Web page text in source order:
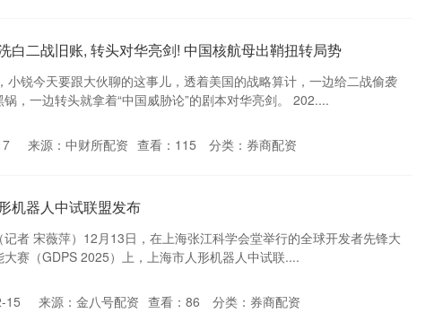
白二战旧账, 转头对华亮剑! 中国核航母出鞘扭转局势
小锐今天要跟大伙聊的这事儿，透着美国的战略算计，一边给二战偷袭
，一边转头就拿着“中国威胁论”的剧本对华亮剑。 202....
来源：中财所配资 查看： 115 分类： 券商配资
机器人中试联盟发布
者 宋薇萍）12月13日，在上海张江科学会堂举行的全球开发者先锋大
赛（GDPS 2025）上，上海市人形机器人中试联....
15 来源：金八号配资 查看： 86 分类： 券商配资